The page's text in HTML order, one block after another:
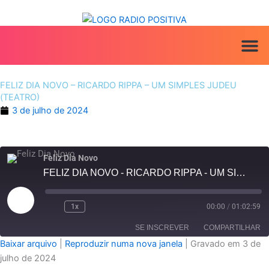
FELIZ DIA NOVO – RICARDO RIPPA – UM SIMPLES JUDEU
(TEATRO)
3 de julho de 2024
Feliz Dia Novo
FELIZ DIA NOVO - RICARDO RIPPA - UM SIMPLES JUDEU (TEATRO)
Reproduzir
episódio
1x 00:00 / 01:02:59
SE INSCREVER COMPARTILHAR
COMPARTILHAR
Baixar arquivo Reproduzir numa nova janela
Gravado em 3 de
julho de 2024